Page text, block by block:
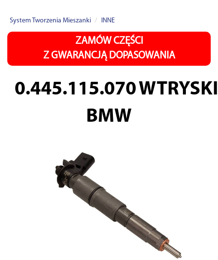
System Tworzenia Mieszanki INNE
ZAMÓW CZĘŚCI
Z GWARANCJĄ DOPASOWANIA
0.445.115.070
BMW